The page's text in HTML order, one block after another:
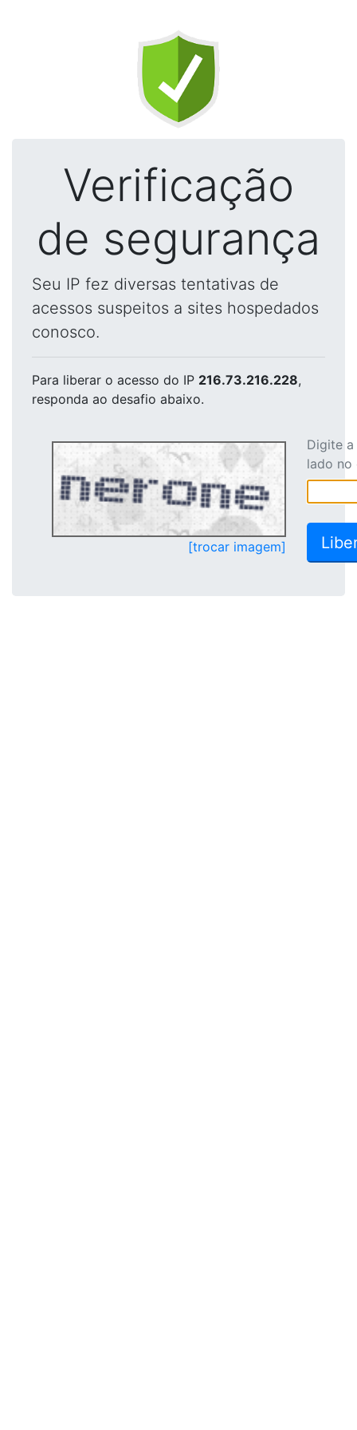
Verificação
de segurança
Seu IP fez diversas tentativas de
acessos suspeitos a sites hospedados
conosco.
Para liberar o acesso do IP 216.73.216.228,
responda ao desafio abaixo.
[trocar imagem]
Digite
lado no